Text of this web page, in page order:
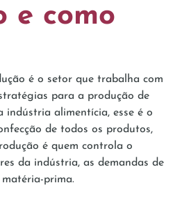
e como
é o setor que trabalha com
para a produção de
indústria alimentícia, esse é o
de todos os produtos,
é quem controla o
da indústria, as demandas de
prima.